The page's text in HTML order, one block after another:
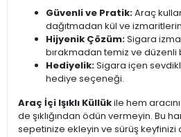
Güvenli ve Pratik:Araç
dağıtmadan kül ve
Hijyenik Çözüm:Sigara
bırakmadan temiz ve düzenli
Hediyelik:Sigara içen
hediye seçeneği.
Araç İçi Işıklı Küllükile hem
de şıklığından ödün vermeyin. Bu
sepetinize ekleyin ve sürüş keyfinizi